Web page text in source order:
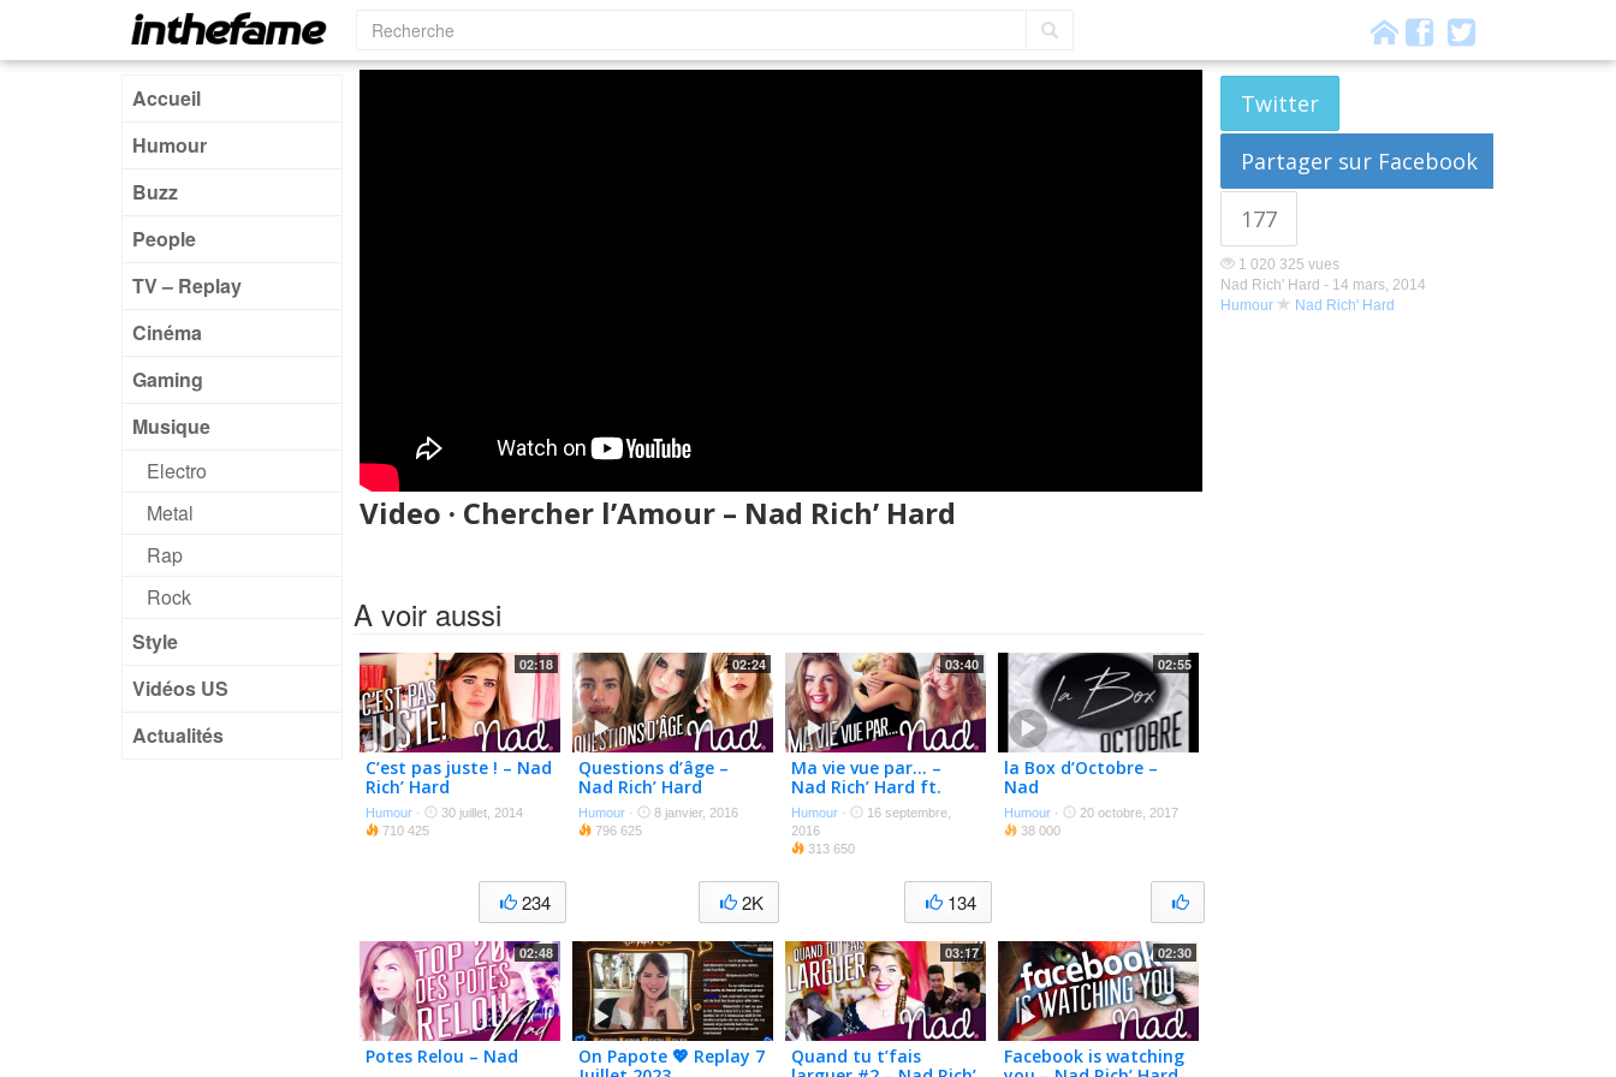
Accueil
Humour
Buzz
People
TV – Replay
Cinéma
Gaming
Musique
Electro
Metal
Rap
Rock
Style
Vidéos US
Actualités
Video · Chercher l’Amour – Nad Rich’ Hard
Twitter
Partager sur Facebook
177
1 020 325 vues
Nad Rich' Hard - 14 mars, 2014
Humour
Nad Rich' Hard
A voir aussi
02:18
C’est pas juste ! – Nad
Rich’ Hard
Humour ·
30 juillet, 2014
710 425
234
02:24
Questions d’âge –
Nad Rich’ Hard
Humour ·
8 janvier, 2016
796 625
2K
03:40
Ma vie vue par… –
Nad Rich’ Hard ft.
Emy
Humour ·
16 septembre,
2016
313 650
134
02:55
la Box d’Octobre –
Nad
Humour ·
20 octobre, 2017
38 000
02:48
Potes Relou – Nad
On Papote 💖 Replay 7
03:17
Quand tu t’fais
02:30
Facebook is watching